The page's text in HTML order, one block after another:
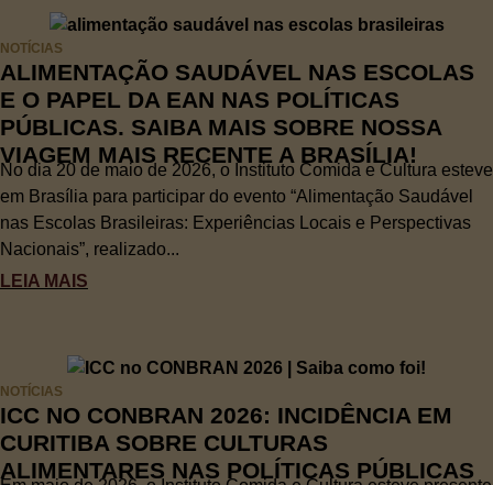
NOTÍCIAS
ALIMENTAÇÃO SAUDÁVEL NAS ESCOLAS
E O PAPEL DA EAN NAS POLÍTICAS
PÚBLICAS. SAIBA MAIS SOBRE NOSSA
VIAGEM MAIS RECENTE A BRASÍLIA!
No dia 20 de maio de 2026, o Instituto Comida e Cultura esteve
em Brasília para participar do evento “Alimentação Saudável
nas Escolas Brasileiras: Experiências Locais e Perspectivas
Nacionais”, realizado...
LEIA MAIS
NOTÍCIAS
ICC NO CONBRAN 2026: INCIDÊNCIA EM
CURITIBA SOBRE CULTURAS
ALIMENTARES NAS POLÍTICAS PÚBLICAS